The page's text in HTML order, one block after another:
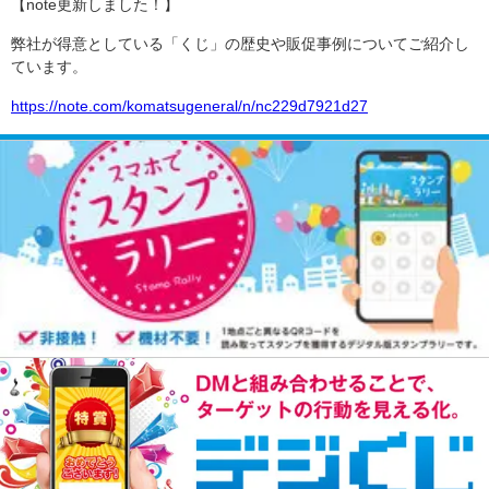
【note更新しました！】
弊社が得意としている「くじ」の歴史や販促事例についてご紹介し
ています。
https://note.com/komatsugeneral/n/nc229d7921d27